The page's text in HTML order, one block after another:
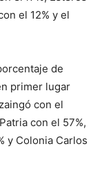
el 12% y el
de
primer lugar
con el
con el 57%,
y Colonia Carlos